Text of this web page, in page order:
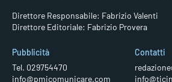
Direttore Responsabile: Fabrizio Valenti
Direttore Editoriale: Fabrizio Provera
Pubblicità
Tel. 029754470
info@pmicomunicare.com
Contatti